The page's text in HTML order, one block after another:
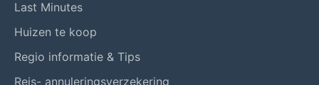
Last Minutes
Huizen te koop
Regio informatie & Tips
Reis- annuleringsverzekering